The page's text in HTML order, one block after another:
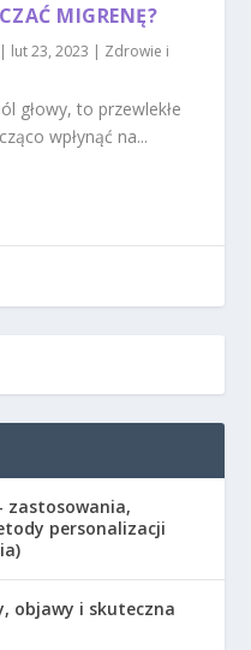
MIGRENĘ?
| lut 23, 2023 | Zdrowie i
głowy, to przewlekłe
wpłynąć na...
zastosowania,
personalizacji
objawy i skuteczna